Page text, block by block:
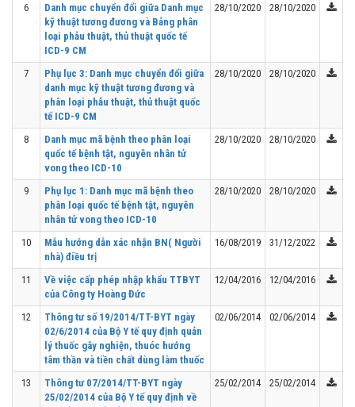
6
Danh mục chuyển đổi giữa Danh mục
kỹ thuật tương đương và Bảng phân
loại phẫu thuật, thủ thuật quốc tế
ICD-9 CM
28/10/2020 28/10/2020
7
Phụ lục 3: Danh mục chuyển đổi giữa
danh mục kỹ thuật tương đương và
phân loại phẫu thuật, thủ thuật quốc
tế ICD-9 CM
28/10/2020 28/10/2020
8
Danh mục mã bệnh theo phân loại
quốc tế bệnh tật, nguyên nhân tử
vong theo ICD-10
28/10/2020 28/10/2020
9
Phụ lục 1: Danh mục mã bệnh theo
phân loại quốc tế bệnh tật, nguyên
nhân tử vong theo ICD-10
28/10/2020 28/10/2020
10
Mẫu hướng dẫn xác nhận BN( Người
nhà) điều trị
16/08/2019 31/12/2022
11
Về việc cấp phép nhập khẩu TTBYT
của Công ty Hoàng Đức
12/04/2016 12/04/2016
12
Thông tư số 19/2014/TT-BYT ngày
02/6/2014 của Bộ Y tế quy định quản
lý thuốc gây nghiện, thuóc hướng
tâm thần và tiền chất dùng làm thuốc
02/06/2014 02/06/2014
13
Thông tư 07/2014/TT-BYT ngày
25/02/2014 của Bộ Y tế quy định về
25/02/2014 25/02/2014